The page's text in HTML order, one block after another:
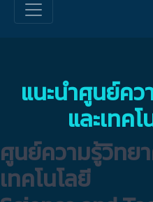
แนะนำศูนย์ค
และเทคโ
ศูนย์ความรู้วิทย
เทคโนโลยี